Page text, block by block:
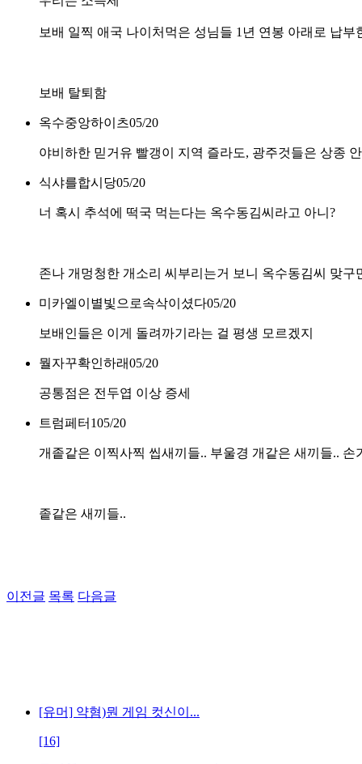
보배 일찍 애국 나이처먹은 성님들 1년 연봉 아래로 납부
보배 탈퇴함
옥수중앙하이츠05/20
야비하한 믿거유 빨갱이 지역 즐라도, 광주것들은 상종
식샤를합시당05/20
너 혹시 추석에 떡국 먹는다는 옥수동김씨라고 아니?
존나 개멍청한 개소리 씨부리는거 보니 옥수동김씨 맞구
미카엘이별빛으로속삭이셨다05/20
보배인들은 이게 돌려까기라는 걸 평생 모르겠지
뭘자꾸확인하래05/20
공통점은 전두엽 이상 증세
트럼페터105/20
개좉같은 이찍사찍 씹새끼들.. 부울경 개같은 새끼들..
좉같은 새끼들..
이전글 목록 다음글
[유머] 약혐)뭔 게임 컷신이...
[16]